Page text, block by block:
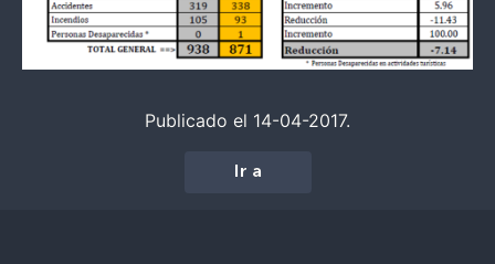
Publicado el 14-04-2017.
Ir a